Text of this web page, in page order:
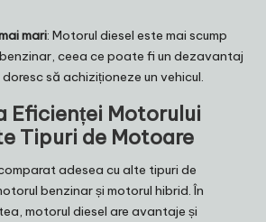
mari: Motorul diesel este mai scump
ceea ce poate fi un dezavantaj
să achiziționeze un vehicul.
Eficienței Motorului
Tipuri de Motoare
adesea cu alte tipuri de
benzinar și motorul hibrid. În
motorul diesel are avantaje și